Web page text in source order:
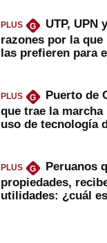
PLUS G
UTP, UPN
razones por la
las prefieren para
PLUS G
Puerto de
que trae la marcha
uso de tecnología
PLUS G
Peruanos
propiedades,
utilidades: ¿cuál